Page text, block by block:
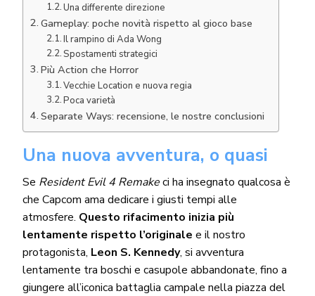
Una differente direzione
Gameplay: poche novità rispetto al gioco base
Il rampino di Ada Wong
Spostamenti strategici
Più Action che Horror
Vecchie Location e nuova regia
Poca varietà
Separate Ways: recensione, le nostre conclusioni
Una nuova avventura, o quasi
Se Resident Evil 4 Remakeci ha insegnato qualcosa è
che Capcom ama dedicare i giusti tempi alle
atmosfere. Questo rifacimento inizia più
lentamente rispetto l’originale e il nostro
protagonista, Leon S. Kennedy, si avventura
lentamente tra boschi e casupole abbandonate, fino a
giungere all’iconica battaglia campale nella piazza del